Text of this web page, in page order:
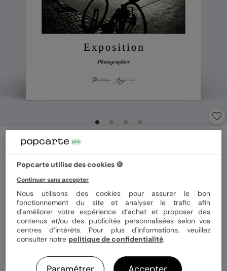
Invitation professionnelle
Photographe
4.7 (3avis)
Format 14x14 cm plié
Papier Papier Satiné
Quantité Échantillon personnalisé
Popcarte utilise des cookies 🍪
Continuer sans accepter
Nous utilisons des cookies pour assurer le bon
fonctionnement du site et analyser le trafic afin
d'améliorer votre expérience d’achat et proposer des
contenus et/ou des publicités personnalisées selon vos
centres d’intérêts. Pour plus d'informations, veuillez
consulter notre politique de confidentialité.